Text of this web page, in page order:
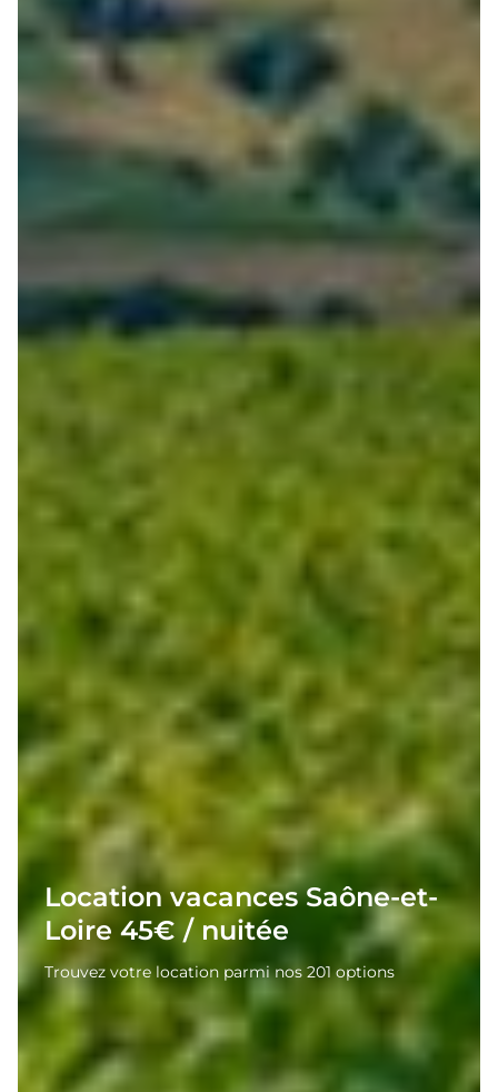
Location vacances Saône-et-
Loire 45€ / nuitée
Trouvez votre location parmi nos 201 options